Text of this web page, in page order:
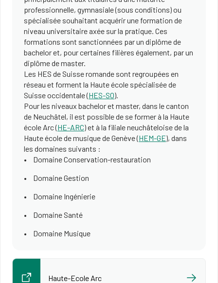
professionnelle, gymnasiale (sous conditions) ou
spécialisée souhaitant acquérir une formation de
niveau universitaire axée sur la pratique. Ces
formations sont sanctionnées par un diplôme de
bachelor et, pour certaines filières également, par un
diplôme de master.
Les HES de Suisse romande sont regroupées en
réseau et forment la Haute école spécialisée de
Suisse occidentale (HES-SO).
Pour les niveaux bachelor et master, dans le canton
de Neuchâtel, il est possible de se former à la Haute
école Arc (HE-ARC) et à la filiale neuchâteloise de la
Haute école de musique de Genève (HEM-GE), dans
les domaines suivants :
Domaine Conservation-restauration
Domaine Gestion
Domaine Ingénierie
Domaine Santé
Domaine Musique
Haute-Ecole Arc